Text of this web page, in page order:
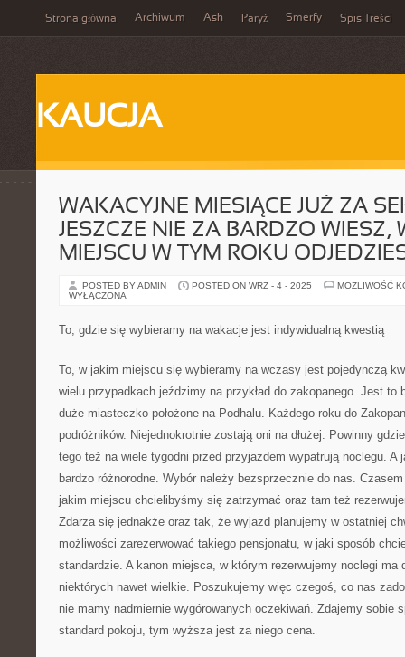
Strona główna Archiwum Ash Paryż Smerfy Spis Treści
KAUCJA
WAKACYJNE MIESIĄCE JUŻ ZA
JESZCZE NIE ZA BARDZO WIESZ,
MIEJSCU W TYM ROKU
POSTED BY ADMIN POSTED ON WRZ - 4 - 2025
MOŻLIWOŚĆ
WYŁĄCZONA
To, gdzie się wybieramy na wakacje jest indywidualną kwestią
To, w jakim miejscu się wybieramy na wczasy jest pojedynczą
wielu przypadkach jeździmy na przykład do zakopanego. Jest to
duże miasteczko położone na Podhalu. Każdego roku do
podróżników. Niejednokrotnie zostają oni na dłużej. Powinny
tego też na wiele tygodni przed przyjazdem wypatrują noclegu. A
bardzo różnorodne. Wybór należy bezsprzecznie do nas.
jakim miejscu chcielibyśmy się zatrzymać oraz tam też
Zdarza się jednakże oraz tak, że wyjazd planujemy w ostatniej
możliwości zarezerwować takiego pensjonatu, w jaki sposób
standardzie. A kanon miejsca, w którym rezerwujemy noclegi ma
niektórych nawet wielkie. Poszukujemy więc czegoś, co nas
nie mamy nadmiernie wygórowanych oczekiwań. Zdajemy sobie
standard pokoju, tym wyższa jest za niego cena.